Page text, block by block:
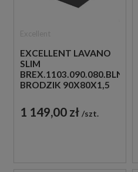
EXCELLENT LAVANO
SLIM
BREX.1103.090.080.BLN
BRODZIK 90X80X1,5
1 149,00 zł szt.